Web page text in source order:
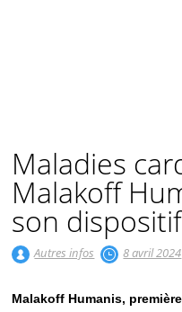
Maladies
Malakoff
son
Autres infos 8 avril 2024
Malakoff Humanis,